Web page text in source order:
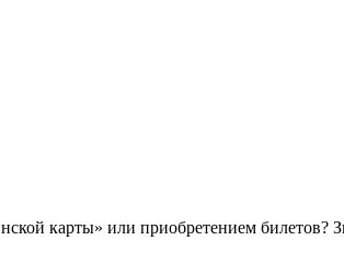
карты» или приобретением билетов?